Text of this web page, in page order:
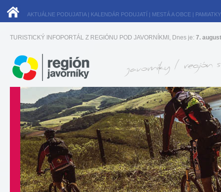
AKTUÁLNE PODUJATIA| KALENDÁR PODUJATÍ | MESTÁ A OBCE | PAMIATKY
TURISTICKÝ INFOPORTÁL Z REGIÓNU POD JAVORNÍKMI, Dnes je: 7.